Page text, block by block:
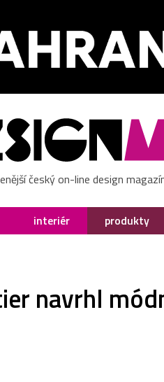
český on-line design
interiér produkty
navrhl